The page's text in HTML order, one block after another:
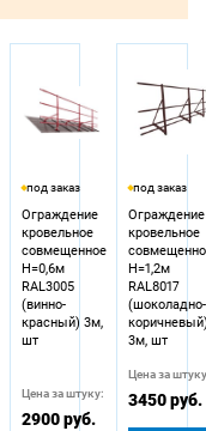
под заказ
Ограждение
кровельное
совмещенное
Н=0,6м
RAL3005
(винно-
красный) 3м,
шт
Цена за штуку:
2900 руб.
под заказ
Ограждение
кровельное
Н=1,2м
RAL8017
(шоколадно-
3м, шт
Цена за
3450 руб.